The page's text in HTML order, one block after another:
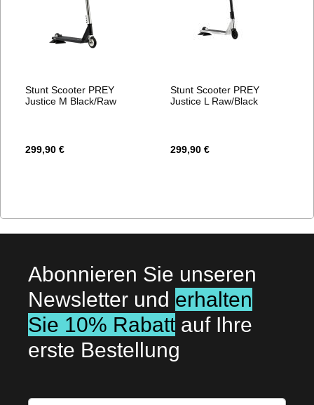
Stunt Scooter PREY
Justice M Black/Raw
299,90 €
Stunt Scooter PREY
Justice L Raw/Black
299,90 €
Abonnieren Sie unseren
Newsletter und erhalten
Sie 10% Rabatt auf Ihre
erste Bestellung